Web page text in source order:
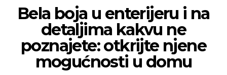
Bela boja u enterijeru i na
detaljima kakvu ne
poznajete: otkrijte njene
mogućnosti u domu